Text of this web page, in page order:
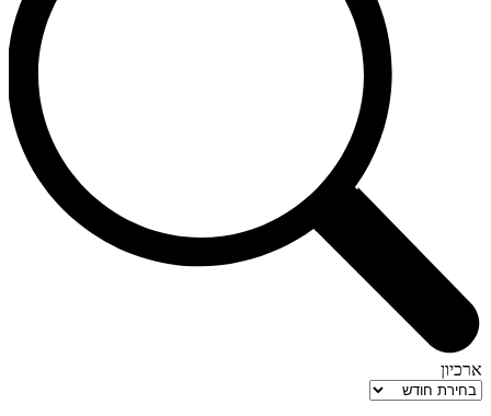
ארכיון
ארכיון